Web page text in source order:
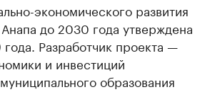
экономического развития
до 2030 года утверждена
Разработчик проекта —
и инвестиций
образования